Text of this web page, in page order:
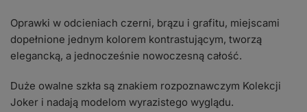
Oprawki w odcieniach czerni, brązu i grafitu, miejscami
dopełnione jednym kolorem kontrastującym, tworzą
elegancką, a jednocześnie nowoczesną całość.
Duże owalne szkła są znakiem rozpoznawczym Kolekcji
Joker i nadają modelom wyrazistego wyglądu.